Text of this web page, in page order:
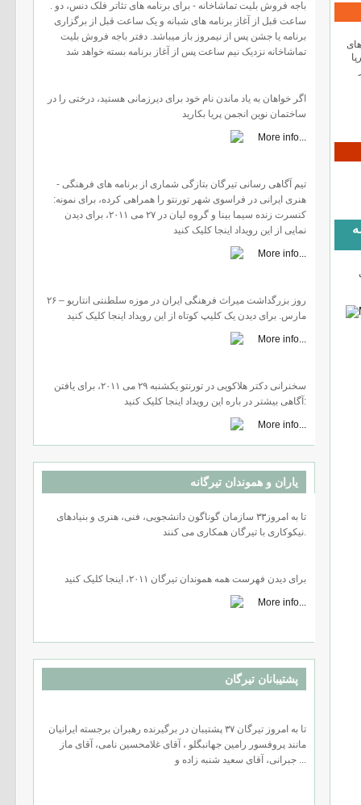
. باجه فروش بلیت تماشاخانه - برای برنامه های تئاتر فلک دنس، دو
ساعت قبل از آغاز برنامه های شبانه و یک ساعت قبل از برگزاری
برنامه یا جشن پس از نیمروز باز میباشد. دفتر باجه فروش بلیت
تماشاخانه نزدیک نیم ساعت پس از آغاز برنامه بسته خواهد شد
اگر خواهان به یاد ماندن نام خود برای دیرزمانی هستید، درختی را در
ساختمان نوین انجمن پریا بکارید
تیم آگاهی رسانی تیرگان بتازگی شماری از برنامه های فرهنگی -
هنری ایرانی در فراسوی شهر تورنتو را همراهی کرده، برای نمونه:
کنسرت زنده سیما بینا و گروه لیان در ٢۷ می ٢۰۱۱، برای دیدن
نمایی از این رویداد اینجا کلیک کنید
روز بزرگداشت میراث فرهنگی ایران در موزه سلطنتی انتاریو – ٢۶
مارس. برای دیدن یک کلیپ کوتاه از این رویداد اینجا کلیک کنید
سخنرانی دکتر هلاکویی در تورنتو یکشنبه ٢۹ می ٢۰۱۱، برای یافتن
آگاهی بیشتر در باره این رویداد اینجا کلیک کنید:
یاران و هموندان تیرگانه
تا به امروز۳۳ سازمان گوناگون دانشجویی، فنی، هنری و بنیادهای
نیکوکاری با تیرگان همکاری می کنند.
برای دیدن فهرست همه هموندان تیرگان ٢۰۱۱، اینجا کلیک کنید
پشتیبانان تیرگان
تا به امروز تیرگان ۳۷ پشتیبان در برگیرنده رهبران برجسته ایرانیان
مانند پروفسور رامین جهانبگلو ، آقای غلامحسین نامی، آقای ماز
جبرانی، آقای سعید شنبه زاده و ...